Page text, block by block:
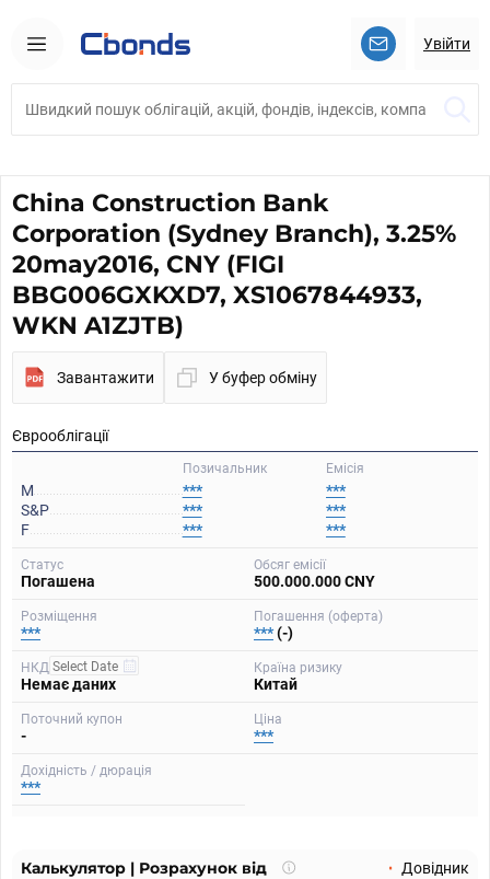
Увійти
China Construction Bank
Corporation (Sydney Branch), 3.25%
20may2016, CNY (FIGI
BBG006GXKXD7, XS1067844933,
WKN A1ZJTB)
Завантажити У буфер обміну
Єврооблігації
Емісія
Позичальник
M ***
***
S&P
***
***
F
***
***
Статус
Погашена
Обсяг емісії
500.000.000 CNY
Розміщення
***
Погашення (оферта)
***(-)
НКД
Немає даних
Країна ризику
Китай
Поточний купон
-
Ціна
***
Дохідність / дюрація
***
Калькулятор | Розрахунок від
Що
Довідник